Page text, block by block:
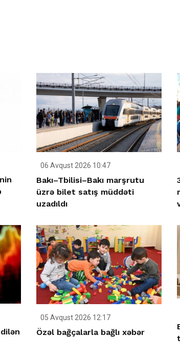
06 Avqust 2026 10:47
Bakı–Tbilisi–Bakı marşrutu
üzrə bilet satış müddəti
uzadıldı
05 Avqust 2026 12:17
Özəl bağçalarla bağlı xəbər